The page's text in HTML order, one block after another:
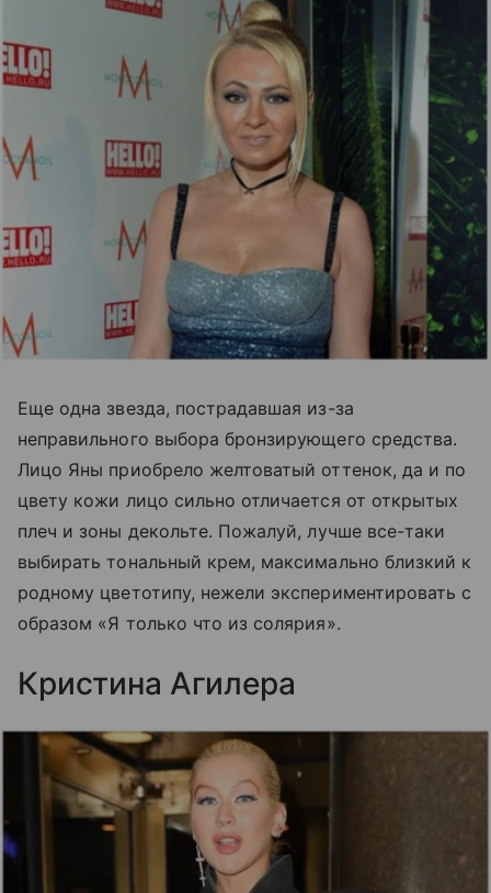
Еще одна звезда, пострадавшая из-за
неправильного выбора бронзирующего средства.
Лицо Яны приобрело желтоватый оттенок, да и по
цвету кожи лицо сильно отличается от открытых
плеч и зоны декольте. Пожалуй, лучше все-таки
выбирать тональный крем, максимально близкий к
родному цветотипу, нежели экспериментировать с
образом «Я только что из солярия».
Кристина Агилера